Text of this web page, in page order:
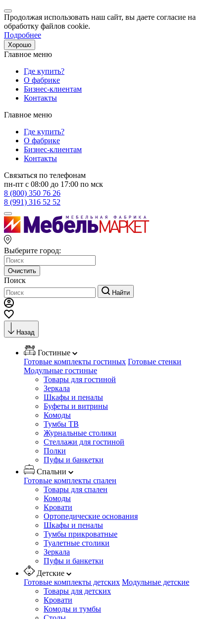
Продолжая использовать наш сайт, вы даете согласие на
обработку файлов cookie.
Подробнее
Хорошо
Главное меню
Где купить?
О фабрике
Бизнес-клиентам
Контакты
Главное меню
Где купить?
О фабрике
Бизнес-клиентам
Контакты
Связаться по телефонам
пн-пт с 08:00 до 17:00 по мск
8 (800) 350 76 26
8 (991) 316 52 52
Выберите город:
Очистить
Поиск
Найти
Назад
Гостиные
Готовые комплекты гостиных Готовые стенки
Модульные гостиные
Товары для гостиной
Зеркала
Шкафы и пеналы
Буфеты и витрины
Комоды
Тумбы ТВ
Журнальные столики
Стеллажи для гостиной
Полки
Пуфы и банкетки
Спальни
Готовые комплекты спален
Товары для спален
Комоды
Кровати
Ортопедические основания
Шкафы и пеналы
Тумбы прикроватные
Туалетные столики
Зеркала
Пуфы и банкетки
Детские
Готовые комплекты детских Модульные детские
Товары для детских
Кровати
Комоды и тумбы